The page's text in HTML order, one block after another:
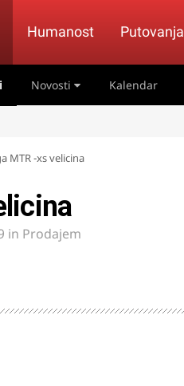
Humanost Putovanja
Novosti Kalendar
MTR -xs velicina
in Prodajem